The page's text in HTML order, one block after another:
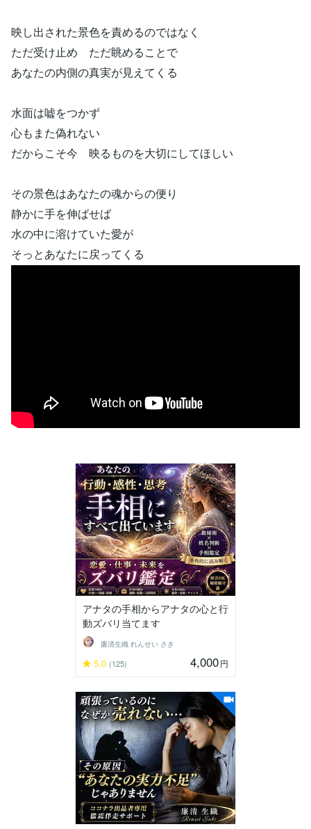
映し出された景色を責めるのではなく
ただ受け止め ただ眺めることで
あなたの内側の真実が見えてくる
水面は嘘をつかず
心もまた偽れない
だからこそ今 映るものを大切にしてほしい
その景色はあなたの魂からの便り
静かに手を伸ばせば
水の中に溶けていた愛が
そっとあなたに戻ってくる
アナタの手相からアナタの心と行
動ズバリ当てます
廉清生織 れんせい さき
5.0 (125) 4,000円